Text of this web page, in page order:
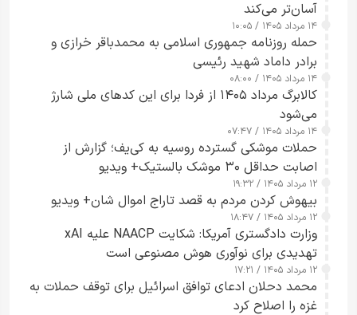
آسان‌تر می‌کند
۱۴ مرداد ۱۴۰۵ / ۱۰:۰۵
حمله روزنامه جمهوری اسلامی به محمدباقر خرازی و
برادر داماد شهید رئیسی
۱۴ مرداد ۱۴۰۵ / ۰۸:۰۰
کالابرگ مرداد ۱۴۰۵ از فردا برای این کدهای ملی شارژ
می‌شود
۱۴ مرداد ۱۴۰۵ / ۰۷:۴۷
حملات موشکی گسترده روسیه به کی‌یف؛ گزارش از
اصابت حداقل ۳۰ موشک بالستیک+ ویدیو
۱۲ مرداد ۱۴۰۵ / ۱۹:۳۲
بیهوش کردن مردم به قصد تاراج اموال شان+ ویدیو
۱۲ مرداد ۱۴۰۵ / ۱۸:۴۷
وزارت دادگستری آمریکا: شکایت NAACP علیه xAI
تهدیدی برای نوآوری هوش مصنوعی است
۱۲ مرداد ۱۴۰۵ / ۱۷:۲۱
محمد دحلان ادعای توافق اسرائیل برای توقف حملات به
غزه را اصلاح کرد